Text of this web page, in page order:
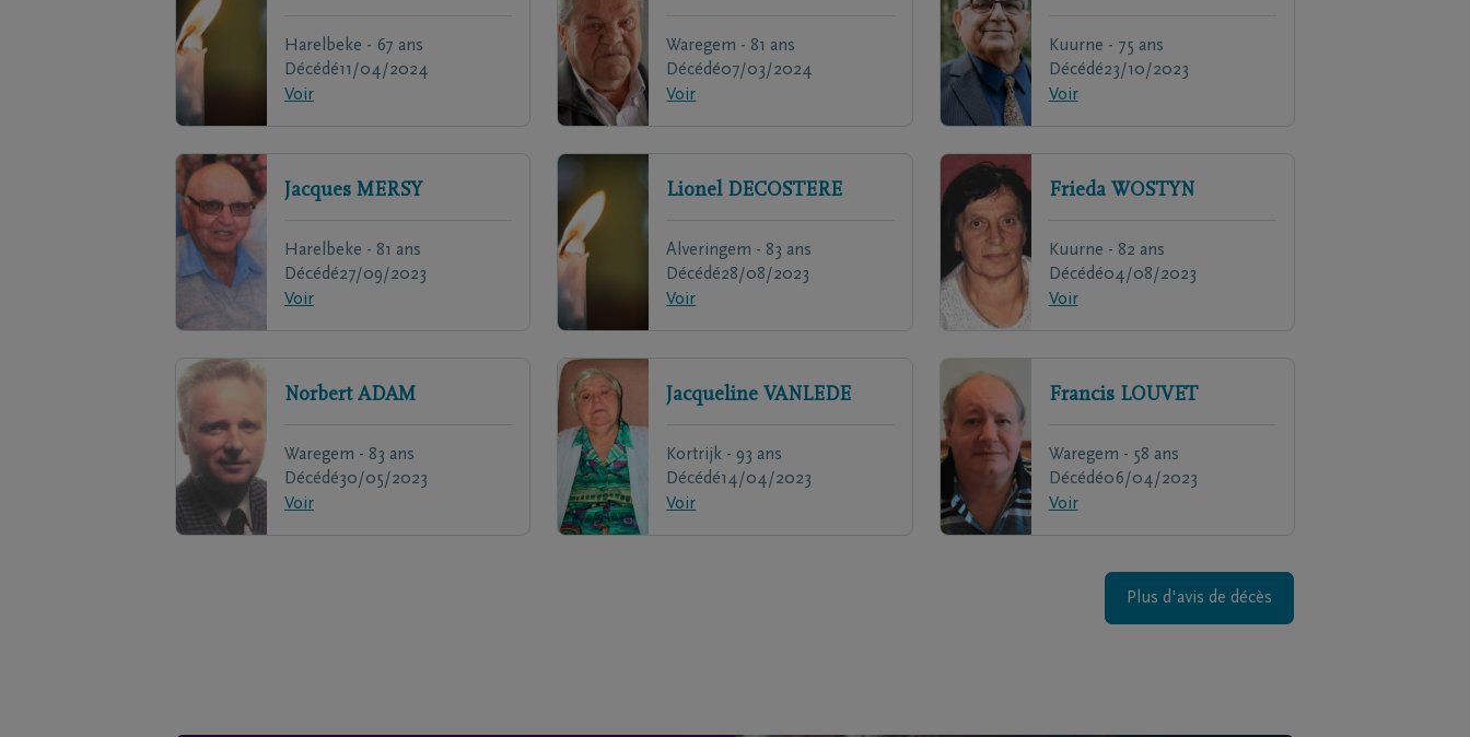
Harelbeke - 67 ans
Décédé11/04/2024
Voir
Waregem - 81 ans
Décédé07/03/2024
Voir
Kuurne - 75 ans
Décédé23/10/2023
Voir
Jacques MERSY
Harelbeke - 81 ans
Décédé27/09/2023
Voir
Lionel DECOSTERE
Alveringem - 83 ans
Décédé28/08/2023
Voir
Frieda WOSTYN
Kuurne - 82 ans
Décédé04/08/2023
Voir
Norbert ADAM
Waregem - 83 ans
Décédé30/05/2023
Voir
Jacqueline VANLEDE
Kortrijk - 93 ans
Décédé14/04/2023
Voir
Francis LOUVET
Waregem - 58 ans
Décédé06/04/2023
Voir
Plus d'avis de décès